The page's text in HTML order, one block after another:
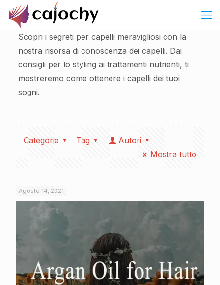
Scopri i segreti per capelli meravigliosi con la
nostra risorsa di conoscenza dei capelli. Dai
consigli per lo styling ai trattamenti nutrienti, ti
mostreremo come ottenere i capelli dei tuoi
sogni.
Categorie Tag
Autori
Mostra tutto
Agosto 14, 2021